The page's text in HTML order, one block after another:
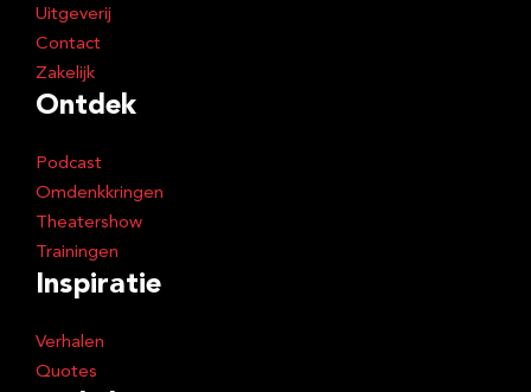
Uitgeverij
Contact
Zakelijk
Ontdek
Podcast
Omdenkkringen
Theatershow
Trainingen
Inspiratie
Verhalen
Quotes